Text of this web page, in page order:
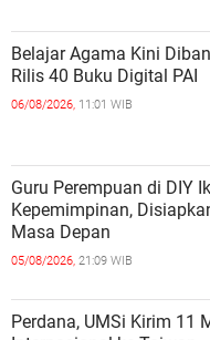
Belajar Agama Kini
Rilis 40 Buku Digital PAI
06/08/2026, 11:01 WIB
Guru Perempuan di DIY
Kepemimpinan,
Masa Depan
05/08/2026, 21:09 WIB
Perdana, UMSi Kirim 11